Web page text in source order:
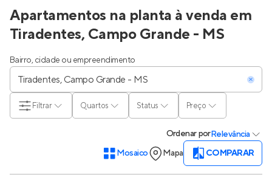
Apartamentos na planta à venda em
Tiradentes, Campo Grande - MS
Bairro, cidade ou empreendimento
Quartos Status Preço
Filtrar
OrdenarporRelevância
Mosaico
Mapa COMPARAR